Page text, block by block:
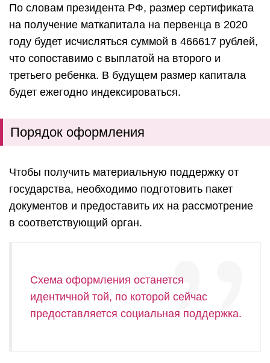
По словам президента РФ, размер сертификата
на получение маткапитала на первенца в 2020
году будет исчисляться суммой в 466617 рублей,
что сопоставимо с выплатой на второго и
третьего ребенка. В будущем размер капитала
будет ежегодно индексироваться.
Порядок оформления
Чтобы получить материальную поддержку от
государства, необходимо подготовить пакет
документов и предоставить их на рассмотрение
в соответствующий орган.
Схема оформления останется
идентичной той, по которой сейчас
предоставляется социальная поддержка.